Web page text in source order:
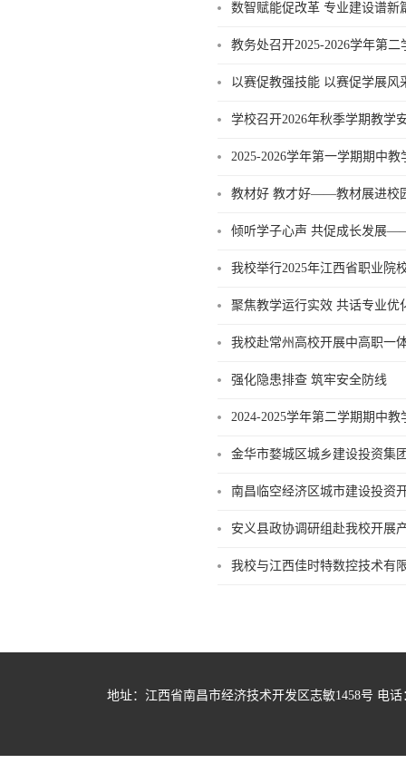
数智赋能促改革 专业建设谱新
教务处召开2025-2026学年第
以赛促教强技能 以赛促学展风
学校召开2026年秋季学期教学
2025-2026学年第一学期期中
教材好 教才好——教材展进校
倾听学子心声 共促成长发展
我校举行2025年江西省职业院
聚焦教学运行实效 共话专业
我校赴常州高校开展中高职一
强化隐患排查 筑牢安全防线
2024-2025学年第二学期期中
金华市婺城区城乡建设投资集
南昌临空经济区城市建设投资
安义县政协调研组赴我校开展
我校与江西佳时特数控技术有
地址：江西省南昌市经济技术开发区志敏1458号 电